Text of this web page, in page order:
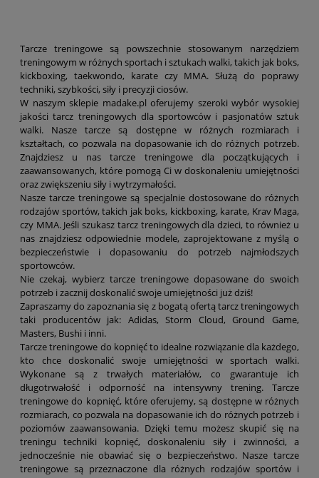
Tarcze treningowe są powszechnie stosowanym narzędziem
treningowym w różnych sportach i sztukach walki, takich jak boks,
kickboxing, taekwondo, karate czy MMA. Służą do poprawy
techniki, szybkości, siły i precyzji ciosów.
W naszym sklepie madake.pl oferujemy szeroki wybór wysokiej
jakości tarcz treningowych dla sportowców i pasjonatów sztuk
walki. Nasze tarcze są dostępne w różnych rozmiarach i
kształtach, co pozwala na dopasowanie ich do różnych potrzeb.
Znajdziesz u nas tarcze treningowe dla początkujących i
zaawansowanych, które pomogą Ci w doskonaleniu umiejętności
oraz zwiększeniu siły i wytrzymałości.
Nasze tarcze treningowe są specjalnie dostosowane do różnych
rodzajów sportów, takich jak boks, kickboxing, karate, Krav Maga,
czy MMA. Jeśli szukasz tarcz treningowych dla dzieci, to również u
nas znajdziesz odpowiednie modele, zaprojektowane z myślą o
bezpieczeństwie i dopasowaniu do potrzeb najmłodszych
sportowców.
Nie czekaj, wybierz tarcze treningowe dopasowane do swoich
potrzeb i zacznij doskonalić swoje umiejętności już dziś!
Zapraszamy do zapoznania się z bogatą ofertą tarcz treningowych
taki producentów jak: Adidas, Storm Cloud, Ground Game,
Masters, Bushi i inni.
Tarcze treningowe do kopnięć to idealne rozwiązanie dla każdego,
kto chce doskonalić swoje umiejętności w sportach walki.
Wykonane są z trwałych materiałów, co gwarantuje ich
długotrwałość i odporność na intensywny trening. Tarcze
treningowe do kopnięć, które oferujemy, są dostępne w różnych
rozmiarach, co pozwala na dopasowanie ich do różnych potrzeb i
poziomów zaawansowania. Dzięki temu możesz skupić się na
treningu techniki kopnięć, doskonaleniu siły i zwinności, a
jednocześnie nie obawiać się o bezpieczeństwo. Nasze tarcze
treningowe są przeznaczone dla różnych rodzajów sportów i